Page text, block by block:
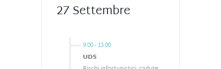
27 Settembre
9.00-13.00
UD5